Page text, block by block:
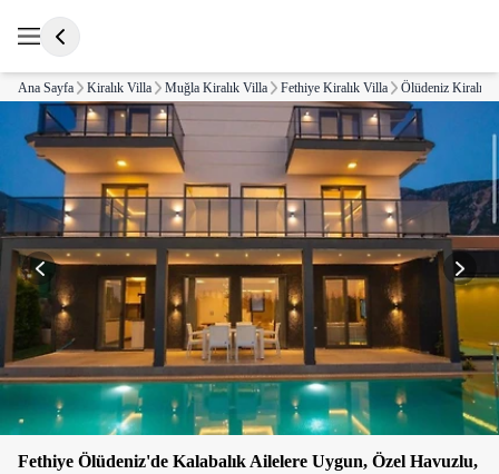
Ana Sayfa Kiralık Villa Muğla Kiralık Villa Fethiye Kiralık Villa Ölüdeniz Kiralık
Fethiye Ölüdeniz'de Kalabalık Ailelere Uygun, Özel Havuzlu,